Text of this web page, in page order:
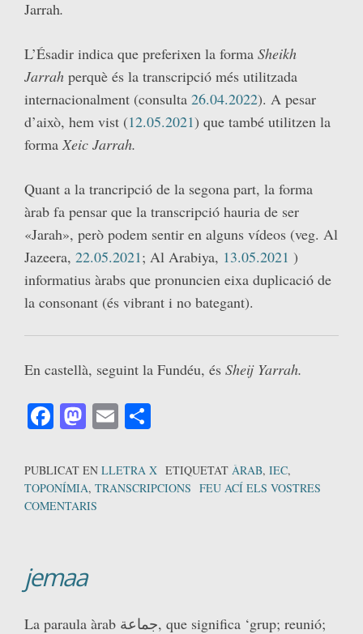
Jarrah.
L’Ésadir indica que preferixen la forma Sheikh
Jarrah perquè és la transcripció més utilitzada
internacionalment (consulta 26.04.2022). A pesar
d’això, hem vist (12.05.2021) que també utilitzen la
formaXeic Jarrah.
Quant a la trancripció de la segona part, la forma
àrab fa pensar que la transcripció hauria de ser
«Jarah», però podem sentir en alguns vídeos (veg. Al
Jazeera, 22.05.2021; Al Arabiya, 13.05.2021 )
informatius àrabs que pronuncien eixa duplicació de
la consonant (és vibrant i no bategant).
En castellà, seguint la Fundéu, és Sheij Yarrah.
Facebook
Mastodon
Email
PUBLICAT EN LLETRA X ETIQUETAT ÀRAB, IEC,
TOPONÍMIA, TRANSCRIPCIONS FEU ACÍ ELS VOSTRES
COMENTARIS
jemaa
La paraula àrab جماعة, que significa ‘grup; reunió;